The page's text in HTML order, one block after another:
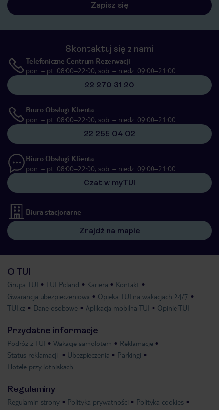
Zapisz się
Skontaktuj się z nami
Telefoniczne Centrum Rezerwacji
pon. – pt. 08:00–22:00, sob. – niedz. 09:00–21:00
22 270 31 20
Biuro Obsługi Klienta
pon. – pt. 08:00–22:00, sob. – niedz. 09:00–21:00
22 255 04 02
Biuro Obsługi Klienta
pon. – pt. 08:00–22:00, sob. – niedz. 09:00–21:00
Czat w myTUI
Biura stacjonarne
Znajdź na mapie
O TUI
Grupa TUI TUI Poland Kariera
Kontakt
Gwarancja ubezpieczeniowa
Opieka TUI na wakacjach 24/7
TUI.cz
Dane osobowe Aplikacja mobilna TUI Opinie TUI
Przydatne informacje
Podróż z TUI Wakacje samolotem
Reklamacje
Status reklamacji
Ubezpieczenia
Parkingi
Hotele przy lotniskach
Regulaminy
Regulamin strony Polityka prywatności
Polityka cookies